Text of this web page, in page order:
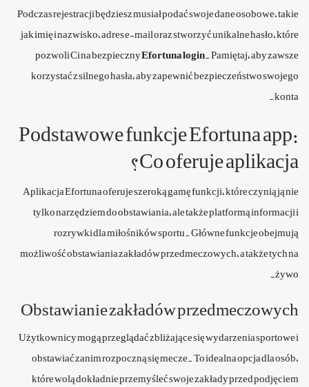
Podczas rejestracji będziesz musiał podać swoje dane osobowe, takie
jak imię i nazwisko, adres e-mail oraz stworzyć unikalne hasło, które
pozwoli Ci na bezpiecznyEfortuna login. Pamiętaj, aby zawsze
korzystać z silnego hasła, aby zapewnić bezpieczeństwo swojego
konta.
Podstawowe funkcje Efortuna app:
Co oferuje aplikacja?
Aplikacja Efortuna oferuje szeroką gamę funkcji, które czynią ją nie
tylko narzędziem do obstawiania, ale także platformą informacji i
rozrywki dla miłośników sportu. Główne funkcje obejmują
możliwość obstawiania zakładów przedmeczowych, a także tych na
żywo.
Obstawianie zakładów przedmeczowych
Użytkownicy mogą przeglądać zbliżające się wydarzenia sportowe i
obstawiać zanim rozpoczną się mecze. To idealna opcja dla osób,
które wolą dokładnie przemyśleć swoje zakłady przed podjęciem